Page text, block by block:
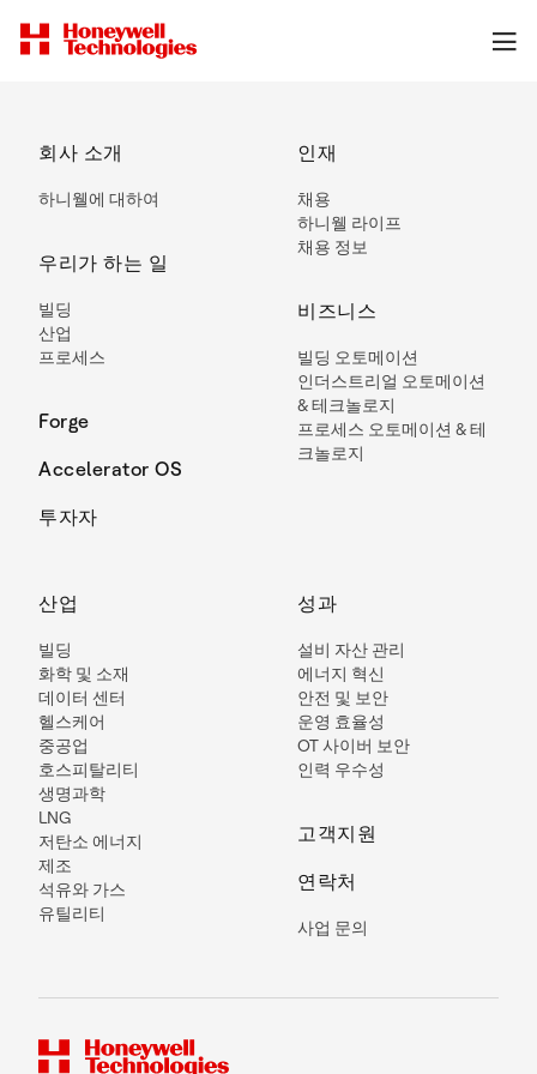
회사 소개
하니웰에 대하여
우리가 하는 일
빌딩
산업
프로세스
Forge
Accelerator OS
투자자
인재
채용
하니웰 라이프
채용 정보
비즈니스
빌딩 오토메이션
인더스트리얼 오토메이션
& 테크놀로지
프로세스 오토메이션 & 테
크놀로지
산업
빌딩
화학 및 소재
데이터 센터
헬스케어
중공업
호스피탈리티
생명과학
LNG
저탄소 에너지
제조
석유와 가스
유틸리티
성과
설비 자산 관리
에너지 혁신
안전 및 보안
운영 효율성
OT 사이버 보안
인력 우수성
고객지원
연락처
사업 문의